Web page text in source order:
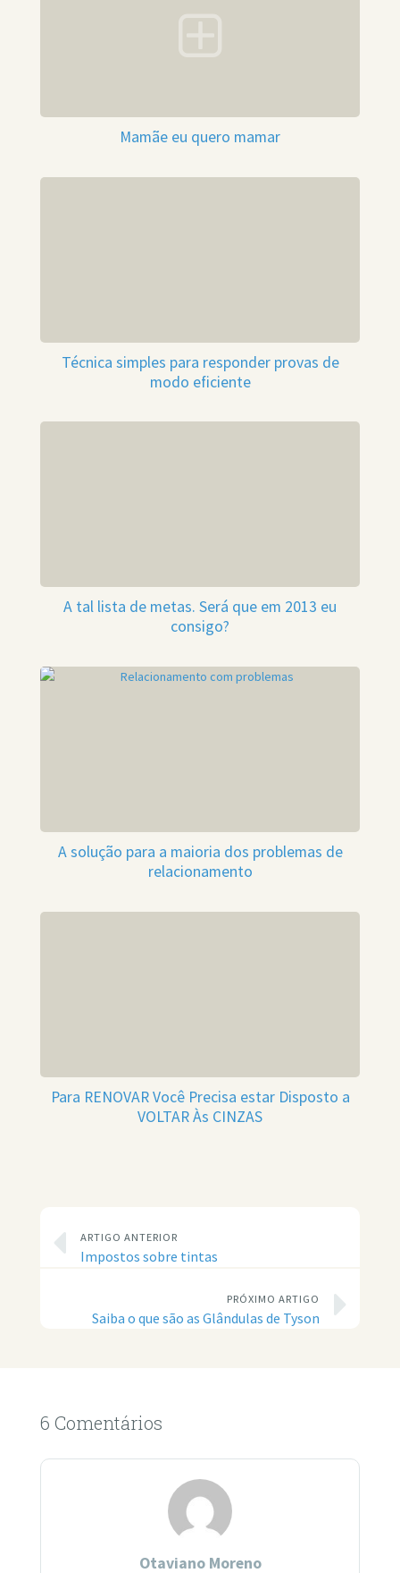
Mamãe eu quero mamar
Técnica simples para responder provas de
modo eficiente
A tal lista de metas. Será que em 2013 eu
consigo?
A solução para a maioria dos problemas de
relacionamento
Para RENOVAR Você Precisa estar Disposto a
VOLTAR Às CINZAS
ARTIGO ANTERIOR
Impostos sobre tintas
PRÓXIMO ARTIGO
Saiba o que são as Glândulas de Tyson
6 Comentários
Otaviano Moreno